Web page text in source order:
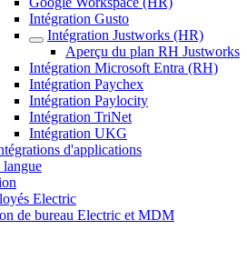
Intégration Gusto
Intégration Justworks (HR)
Aperçu du plan RH Justworks
Intégration Microsoft Entra (RH)
Intégration Paychex
Intégration Paylocity
Intégration TriNet
Intégration UKG
d'applications
langue
Electric
de bureau Electric et MDM